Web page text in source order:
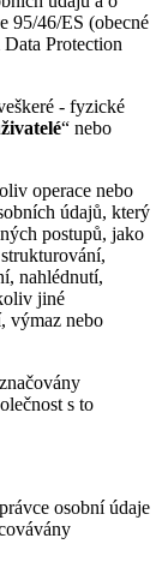
95/46/ES (obecné
Protection
- fyzické
“ nebo
operace nebo
údajů, který
postupů, jako
nahlédnutí,
jiné
výmaz nebo
s to
osobní údaje